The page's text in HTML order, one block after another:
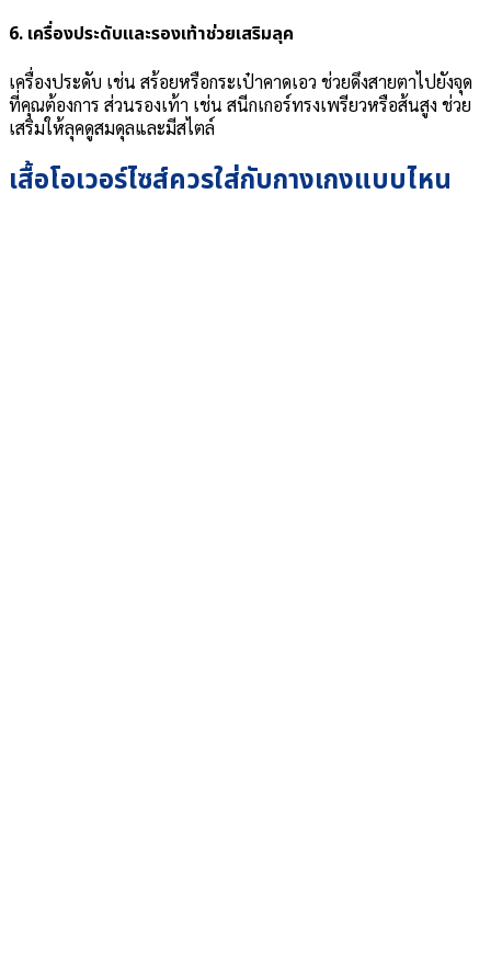
6. เครื่องประดับและรองเท้าช่วยเสริมลุค
เครื่องประดับ เช่น สร้อยหรือกระเป๋าคาดเอว ช่วยดึงสายตาไปยังจุด
ที่คุณต้องการ ส่วนรองเท้า เช่น สนีกเกอร์ทรงเพรียวหรือส้นสูง ช่วย
เสริมให้ลุคดูสมดุลและมีสไตล์
เสื้อโอเวอร์ไซส์ควรใส่กับกางเกงแบบไหน